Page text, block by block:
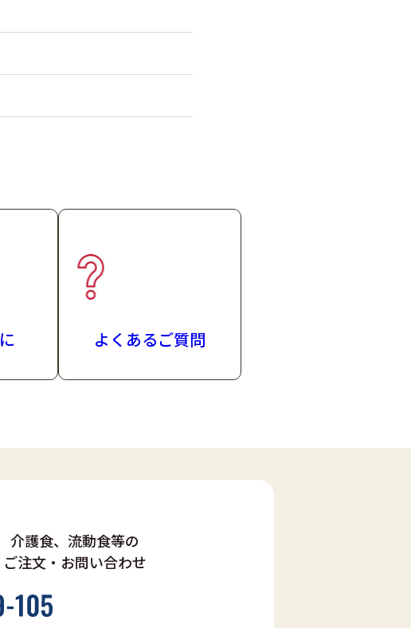
に
よくあるご質問
介護食、流動食等の
ご注文・お問い合わせ